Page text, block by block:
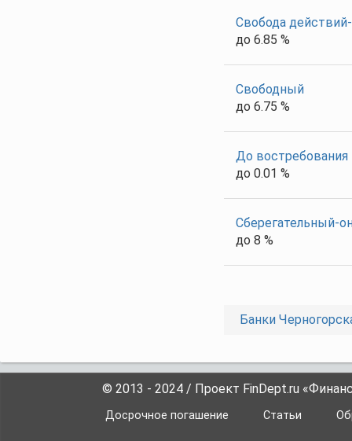
Свобода
до 6.85 %
Свободный
до 6.75 %
До востребования
до 0.01 %
Сберегательный-
до 8 %
Банки
© 2013 - 2024 / Проект FinDept.ru
Досрочное погашение Статьи